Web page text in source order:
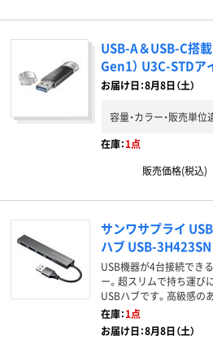
USB-A＆USB-C搭
Gen1） U3C-STDア
お届け日：8月8日（土）
容量・カラー・販売単
在庫：1点
販売価格(税込)
サンワサプライ
ハブ USB-
USB機器が4台接続でき
ー。超スリムで持ち運び
USBハブです。高級感の
在庫：1点
お届け日：8月8日（土）